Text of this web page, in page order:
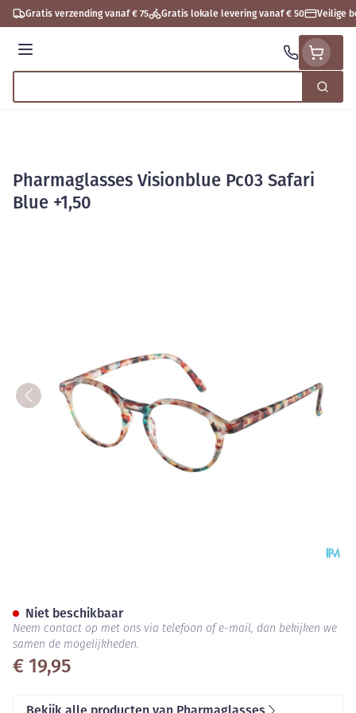
Ga naar de inhoud
Gratis verzending vanaf € 75 Gratis lokale levering vanaf € 50 Veilige
Menu
Zoek
Pharmaglasses Visionblue Pc03 Safari
Blue +1,50
€ 19,95
Niet beschikbaar
Neem contact op met ons via telefoon of e-mail, dan bekijken we
samen de mogelijkheden.